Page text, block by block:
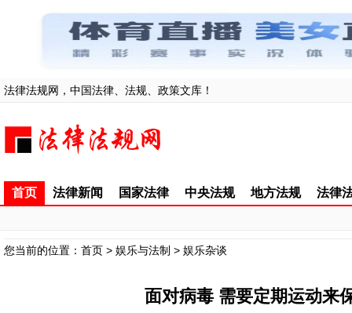
法律法规网，中国法律、法规、政策文库！
首页 法律新闻 国家法律 中央法规 地方法规 法律
您当前的位置： 首页 > 娱乐与法制 > 娱乐杂谈
面对病毒 需要定期运动来